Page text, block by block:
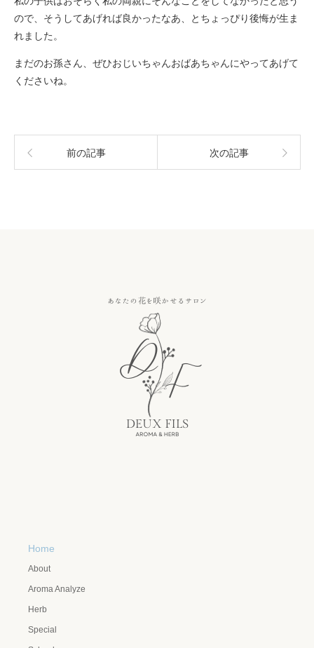
ので、そうしてあげれば良かったなあ、とちょっぴり後悔が生ま
れました。
まだのお孫さん、ぜひおじいちゃんおばあちゃんにやってあげて
くださいね。
前の記事 次の記事
Home
About
Aroma Analyze
Herb
Special